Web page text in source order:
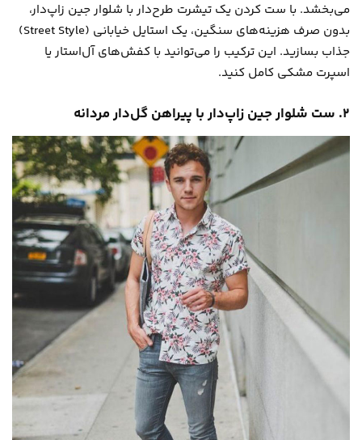
می‌بخشد. با ست کردن یک تیشرت طرح‌دار با شلوار جین زاپ‌دار،
بدون صرف هزینه‌های سنگین، یک استایل خیابانی (Street Style)
جذاب بسازید. این ترکیب را می‌توانید با کفش‌های آل‌استار یا
اسپرت مشکی کامل کنید.
۲. ست شلوار جین زاپ‌دار با پیراهن گل‌دار مردانه